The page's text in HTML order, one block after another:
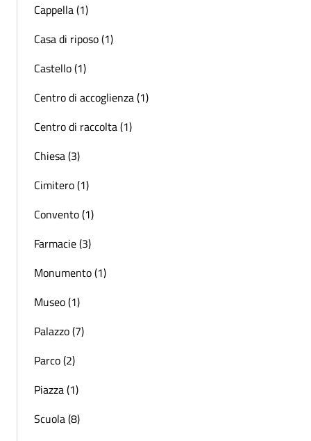
Cappella (1)
Casa di riposo (1)
Castello (1)
Centro di accoglienza (1)
Centro di raccolta (1)
Chiesa (3)
Cimitero (1)
Convento (1)
Farmacie (3)
Monumento (1)
Museo (1)
Palazzo (7)
Parco (2)
Piazza (1)
Scuola (8)